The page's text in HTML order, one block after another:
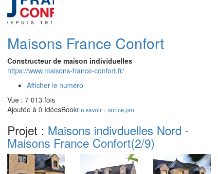
Maisons France Confort
Constructeur de maison individuelles
https://www.maisons-france-confort.fr/
Afficher le numéro
Vue : 7 013 fois
Ajoutée à 0 IdéesBookEn savoir + sur ce pro
Projet : Maisons indivduelles Nord -
Maisons France Confort(2/9)